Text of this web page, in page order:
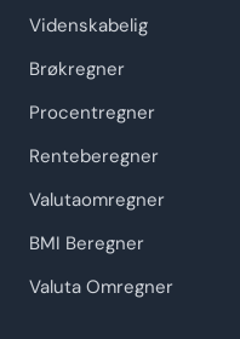
Videnskabelig
Brøkregner
Procentregner
Renteberegner
Valutaomregner
BMI Beregner
Valuta Omregner